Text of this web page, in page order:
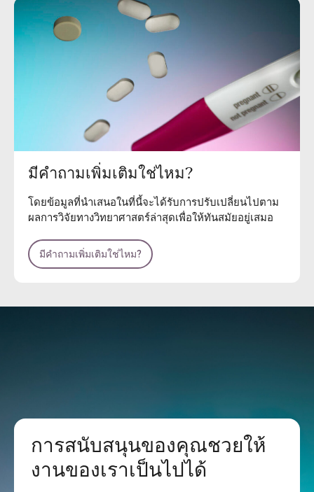
มีคำถามเพิ่มเติมใช่ไหม?
โดยข้อมูลที่นำเสนอในที่นี้จะได้รับการปรับเปลี่ยนไปตาม
ผลการวิจัยทางวิทยาศาสตร์ล่าสุดเพื่อให้ทันสมัยอยู่เสมอ
มีคำถามเพิ่มเติมใช่ไหม?
การสนับสนุนของคุณชวยให้
งานของเราเป็นไปได้